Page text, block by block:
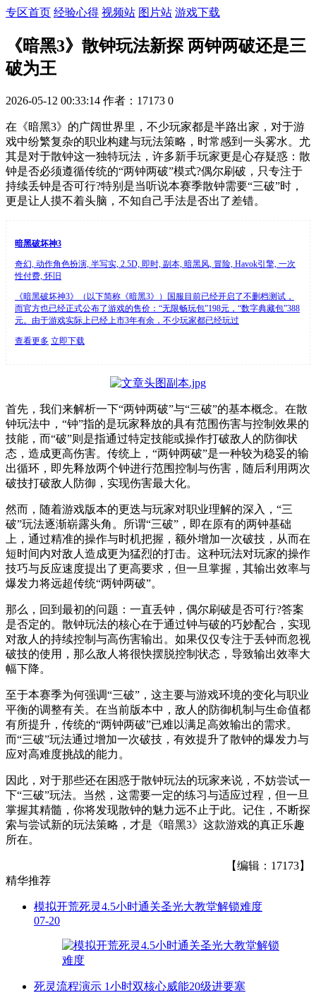
专区首页 经验心得 视频站 图片站 游戏下载
《暗黑3》散钟玩法新探 两钟两破还是三
破为王
2026-05-12 00:33:14 作者：17173 0
在《暗黑3》的广阔世界里，不少玩家都是半路出家，对于游
戏中纷繁复杂的职业构建与玩法策略，时常感到一头雾水。尤
其是对于散钟这一独特玩法，许多新手玩家更是心存疑惑：散
钟是否必须遵循传统的“两钟两破”模式?偶尔刷破，只专注于
持续丢钟是否可行?特别是当听说本赛季散钟需要“三破”时，
更是让人摸不着头脑，不知自己手法是否出了差错。
暗黑破坏神3
奇幻, 动作角色扮演, 半写实, 2.5D, 即时, 副本, 暗黑风, 冒险, Havok引擎, 一次
性付费, 怀旧
《暗黑破坏神3》（以下简称《暗黑3》）国服目前已经开启了不删档测试，
而官方也已经正式公布了游戏的售价：“无限畅玩包”198元，“数字典藏包”388
元。由于游戏实际上已经上市3年有余，不少玩家都已经玩过
查看更多 立即下载
首先，我们来解析一下“两钟两破”与“三破”的基本概念。在散
钟玩法中，“钟”指的是玩家释放的具有范围伤害与控制效果的
技能，而“破”则是指通过特定技能或操作打破敌人的防御状
态，造成更高伤害。传统上，“两钟两破”是一种较为稳妥的输
出循环，即先释放两个钟进行范围控制与伤害，随后利用两次
破技打破敌人防御，实现伤害最大化。
然而，随着游戏版本的更迭与玩家对职业理解的深入，“三
破”玩法逐渐崭露头角。所谓“三破”，即在原有的两钟基础
上，通过精准的操作与时机把握，额外增加一次破技，从而在
短时间内对敌人造成更为猛烈的打击。这种玩法对玩家的操作
技巧与反应速度提出了更高要求，但一旦掌握，其输出效率与
爆发力将远超传统“两钟两破”。
那么，回到最初的问题：一直丢钟，偶尔刷破是否可行?答案
是否定的。散钟玩法的核心在于通过钟与破的巧妙配合，实现
对敌人的持续控制与高伤害输出。如果仅仅专注于丢钟而忽视
破技的使用，那么敌人将很快摆脱控制状态，导致输出效率大
幅下降。
至于本赛季为何强调“三破”，这主要与游戏环境的变化与职业
平衡的调整有关。在当前版本中，敌人的防御机制与生命值都
有所提升，传统的“两钟两破”已难以满足高效输出的需求。
而“三破”玩法通过增加一次破技，有效提升了散钟的爆发力与
应对高难度挑战的能力。
因此，对于那些还在困惑于散钟玩法的玩家来说，不妨尝试一
下“三破”玩法。当然，这需要一定的练习与适应过程，但一旦
掌握其精髓，你将发现散钟的魅力远不止于此。记住，不断探
索与尝试新的玩法策略，才是《暗黑3》这款游戏的真正乐趣
所在。
【编辑：17173】
精华推荐
模拟开荒死灵4.5小时通关圣光大教堂解锁难度
07-20
死灵流程演示 1小时双核心威能20级进要塞